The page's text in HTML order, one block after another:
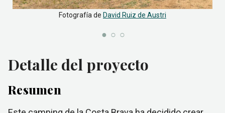
Fotografía de David Ruiz de Austri
Detalle del proyecto
Resumen